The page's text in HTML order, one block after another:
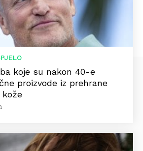
koje su nakon 40-e
proizvode iz prehrane
kože